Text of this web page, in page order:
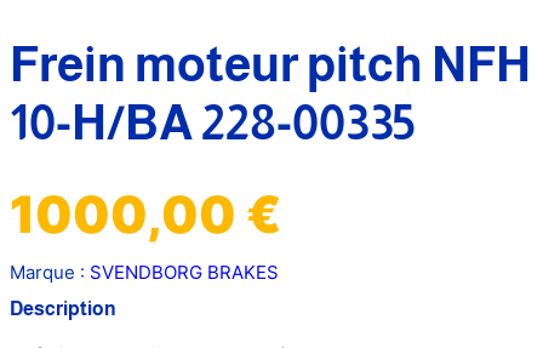
Frein moteur pitch NFH
10-H/BA 228-00335
1000,00 €
Marque : SVENDBORG BRAKES
Description